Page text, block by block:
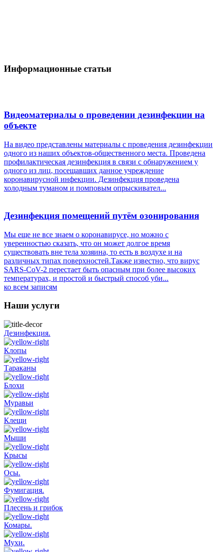
Информационные статьи
Видеоматериалы о проведении дезинфекции на
объекте
На видео представлены материалы с проведения дезинфекции
одного из наших объектов-общественного места. Проведена
профилактическая дезинфекция в связи с обнаружением у
одного из лиц, посещавших данное учреждение
коронавирусной инфекции. Дезинфекция проведена
холодным туманом и помповым опрыскивател...
Дезинфекция помещений путём озонирования
Мы еще не все знаем о коронавирусе, но можно с
уверенностью сказать, что он может долгое время
существовать вне тела хозяина, то есть в воздухе и на
различных типах поверхностей.Также известно, что вирус
SARS-CoV-2 перестает быть опасным при более высоких
температурах, и простой и быстрый способ уби...
ко всем записям
Наши услуги
Дезинфекция.
Клопы
Тараканы
Блохи
Муравьи
Клещи
Мыши
Крысы
Осы.
Фумигация.
Плесень и грибок
Комары.
Мухи.